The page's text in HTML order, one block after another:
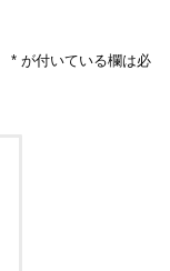
* が付いている欄は必